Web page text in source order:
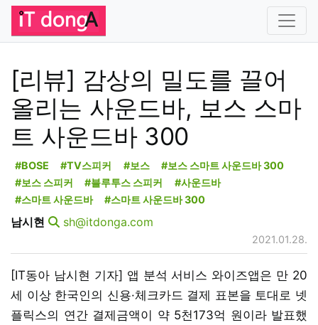
[리뷰] 감상의 밀도를 끌어
올리는 사운드바, 보스 스마
트 사운드바 300
#BOSE #TV스피커 #보스
#보스 스마트 사운드바 300
#보스 스피커
#블루투스 스피커
#사운드바
#스마트 사운드바
#스마트 사운드바 300
남시현 sh@itdonga.com
2021.01.28.
[IT동아 남시현 기자] 앱 분석 서비스 와이즈앱은 만 20
세 이상 한국인의 신용·체크카드 결제 표본을 토대로 넷
플릭스의 연간 결제금액이 약 5천173억 원이라 발표했